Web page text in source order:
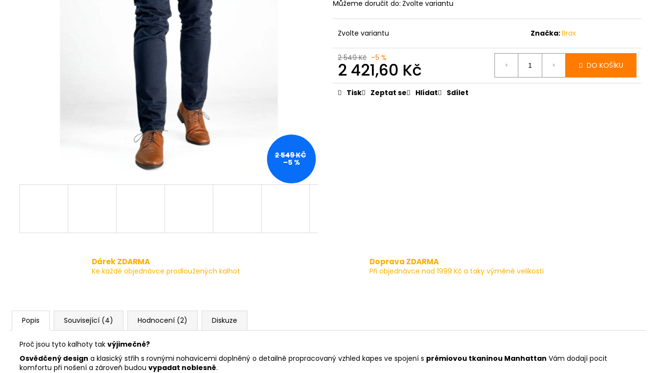
Můžeme doručit do: Zvolte variantu
Zvolte variantu Značka:Brax
2 549 Kč –5 %
2 421,60 Kč
Měrná
cena:
DO KOŠÍKU
Tisk Zeptat se Hlídat Sdílet
2 549 KČ
–5 %
Dárek ZDARMA
Ke každé objednávce prodloužených kalhot
Doprava ZDARMA
Při objednávce nad 1999 Kč a taky výměně velikosti
Popis Související (4) Hodnocení (2) Diskuze
Proč jsou tyto kalhoty tak výjimečné?
Osvědčený design a klasický střih s rovnými nohavicemi doplněný o detailně propracovaný vzhled kapes ve spojení s prémiovou tkaninou Manhattan Vám dodají pocit
komfortu při nošení a zároveň budou vypadat noblesně.
PÁNSKÉ ČERNÉ CHINOS ED BAXTER, PÁNSKÉ ČERNÉ DŽÍNY AERONAUTIC